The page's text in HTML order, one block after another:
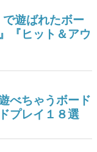
遊ばれたボー
『ヒット＆アウ
べちゃうボード
プレイ１８選